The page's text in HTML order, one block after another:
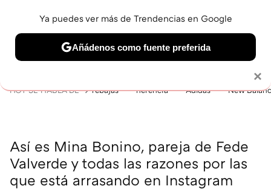
BELLEZA SHOPPING VIAJES GASTRO SNEAKERS
HOY SE HABLA DE rebajas herencia Adidas New
Así es Mina Bonino, pareja de Fede
Valverde y todas las razones por las
que está arrasando en Instagram
×
Ya puedes ver más de Trendencias en Google
Añádenos como fuente preferida